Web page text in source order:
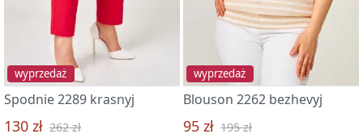
wyprzedaż
Spodnie 2289 krasnyj
130 zł 262 zł
wyprzedaż
Blouson 2262 bezhevyj
95 zł 195 zł